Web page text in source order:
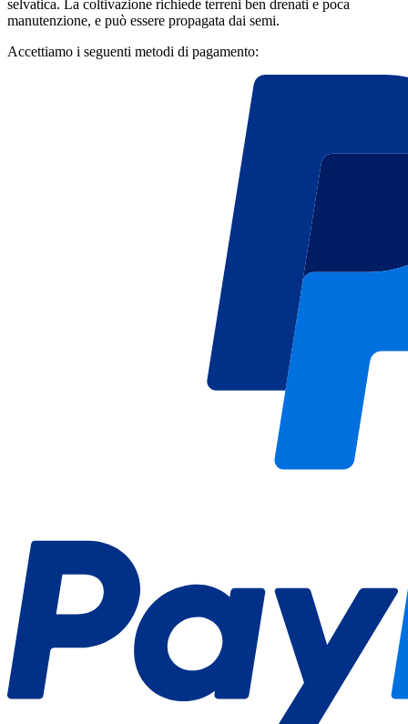
selvatica. La coltivazione richiede terreni ben drenati e poca
manutenzione, e può essere propagata dai semi.
Accettiamo i seguenti metodi di pagamento: